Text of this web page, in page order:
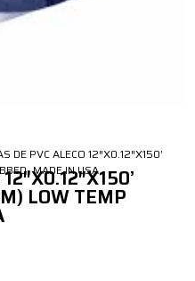
DE PVC ALECO 12″X0.12″X150’
MADE IN USA
LOW TEMP